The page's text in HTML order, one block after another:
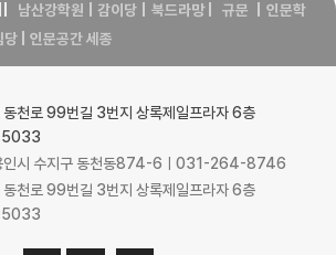
남산강학원 감이당 북드라망| 규문 |인문학
당| 인문공간 세종
동천로 99번길 3번지 상록제일프라자 6층
5033
인시 수지구 동천동874-6ㅣ031-264-8746
동천로 99번길 3번지 상록제일프라자 6층
5033